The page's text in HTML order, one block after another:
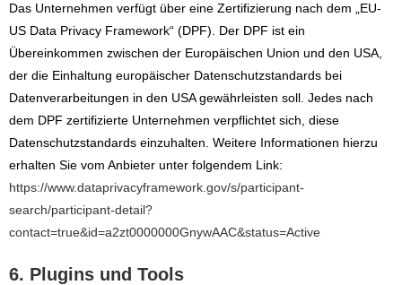
Das Unternehmen verfügt über eine Zertifizierung nach dem „EU-
US Data Privacy Framework“ (DPF). Der DPF ist ein
Übereinkommen zwischen der Europäischen Union und den USA,
der die Einhaltung europäischer Datenschutzstandards bei
Datenverarbeitungen in den USA gewährleisten soll. Jedes nach
dem DPF zertifizierte Unternehmen verpflichtet sich, diese
Datenschutzstandards einzuhalten. Weitere Informationen hierzu
erhalten Sie vom Anbieter unter folgendem Link:
https://www.dataprivacyframework.gov/s/participant-
search/participant-detail?
contact=true&id=a2zt0000000GnywAAC&status=Active
6. Plugins und Tools